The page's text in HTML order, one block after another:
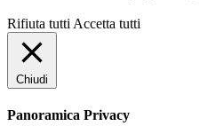
Rifiuta tutti Accetta tutti
Chiudi
Panoramica Privacy